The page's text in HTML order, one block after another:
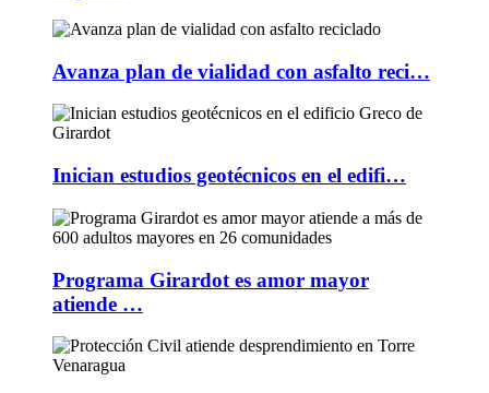
Avanza plan de vialidad con asfalto reci…
Inician estudios geotécnicos en el edifi…
Programa Girardot es amor mayor
atiende …